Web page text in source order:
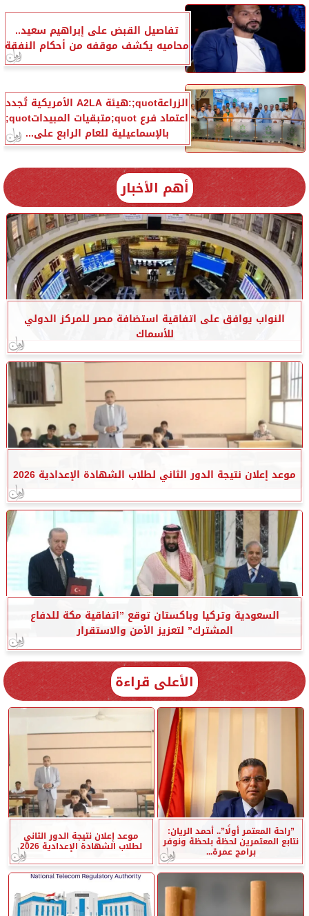
تفاصيل القبض على إبراهيم سعيد..
محاميه يكشف موقفه من أحكام النفقة
الزراعةquot;:هيئة A2LA الأمريكية تُجدد
اعتماد فرع quot;متبقيات المبيداتquot;
بالإسماعيلية للعام الرابع على...
أهم الأخبار
النواب يوافق على اتفاقية استضافة مصر للمركز الدولي
للأسماك
موعد إعلان نتيجة الدور الثاني لطلاب الشهادة الإعدادية 2026
السعودية وتركيا وباكستان توقع ”اتفاقية مكة للدفاع
المشترك” لتعزيز الأمن والاستقرار
الأعلى قراءة
”راحة المعتمر أولًا”.. أحمد الريان:
نتابع المعتمرين لحظة بلحظة ونوفر
برامج عمرة...
موعد إعلان نتيجة الدور الثاني
لطلاب الشهادة الإعدادية 2026